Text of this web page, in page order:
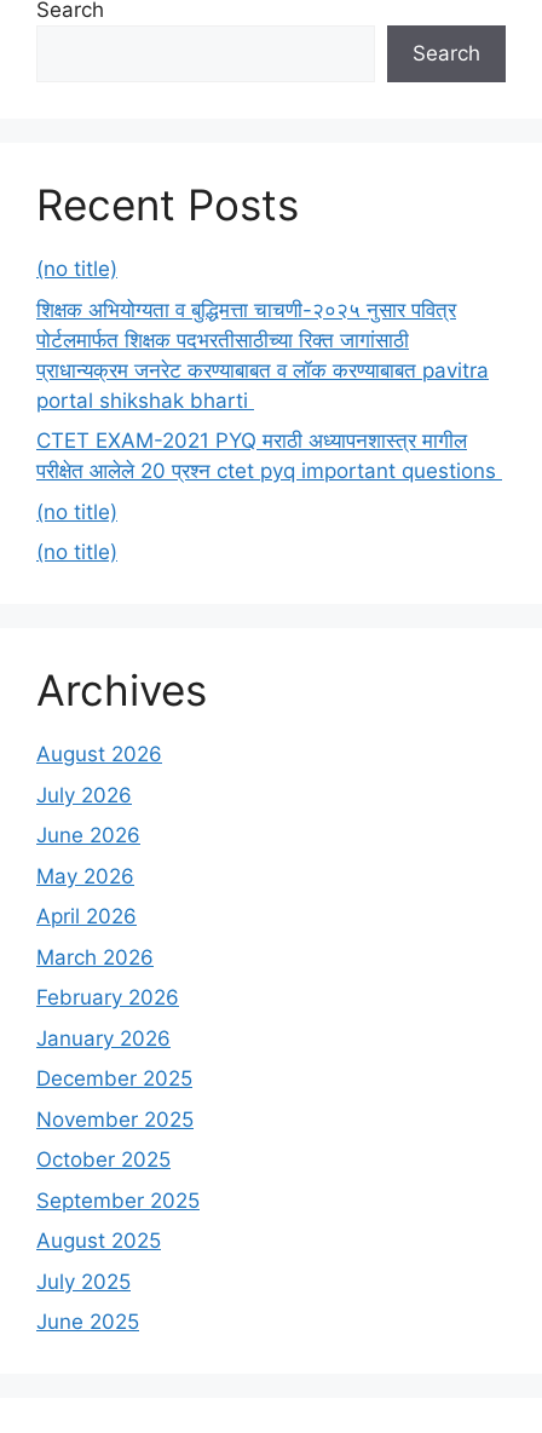
Search
Search
Recent Posts
(no title)
शिक्षक अभियोग्यता व बुद्धिमत्ता चाचणी-२०२५ नुसार पवित्र
पोर्टलमार्फत शिक्षक पदभरतीसाठीच्या रिक्त जागांसाठी
प्राधान्यक्रम जनरेट करण्याबाबत व लॉक करण्याबाबत pavitra
portal shikshak bharti
CTET EXAM-2021 PYQ मराठी अध्यापनशास्त्र मागील
परीक्षेत आलेले 20 प्रश्न ctet pyq important questions
(no title)
(no title)
Archives
August 2026
July 2026
June 2026
May 2026
April 2026
March 2026
February 2026
January 2026
December 2025
November 2025
October 2025
September 2025
August 2025
July 2025
June 2025